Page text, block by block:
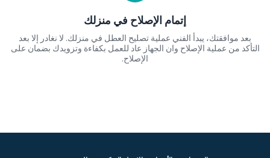
إتمام الإصلاح في منزلك
بعد موافقتك، يبدأ الفني عملية تصليح العطل في منزلك. لا نغادر إلا بعد
التأكد من عملية الإصلاح وان الجهاز عاد للعمل بكفاءة وتزويدك بضمان على
الإصلاح.